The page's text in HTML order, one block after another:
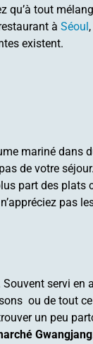
qu’à tout
à Séoul
existent.
mariné dans
de votre
part des plats
pas
servi en
ou de tout
un peu
Gwangjang